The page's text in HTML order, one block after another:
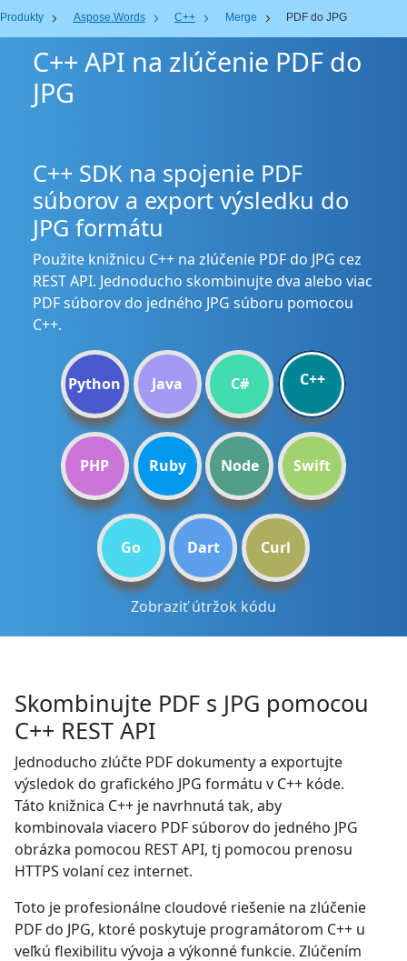
Produkty Aspose.Words C++ Merge PDF do JPG
C++ API na zlúčenie PDF do
JPG
C++ SDK na spojenie PDF
súborov a export výsledku do
JPG formátu
Použite knižnicu C++ na zlúčenie PDF do JPG cez
REST API. Jednoducho skombinujte dva alebo viac
PDF súborov do jedného JPG súboru pomocou
C++.
Python Java C# C++
PHP Ruby Node Swift
Go Dart Curl
Zobraziť útržok kódu
Skombinujte PDF s JPG pomocou
C++ REST API
Jednoducho zlúčte PDF dokumenty a exportujte
výsledok do grafického JPG formátu v C++ kóde.
Táto knižnica C++ je navrhnutá tak, aby
kombinovala viacero PDF súborov do jedného JPG
obrázka pomocou REST API, tj pomocou prenosu
HTTPS volaní cez internet.
Toto je profesionálne cloudové riešenie na zlúčenie
PDF do JPG, ktoré poskytuje programátorom C++ u
veľkú flexibilitu vývoja a výkonné funkcie. Zlúčením